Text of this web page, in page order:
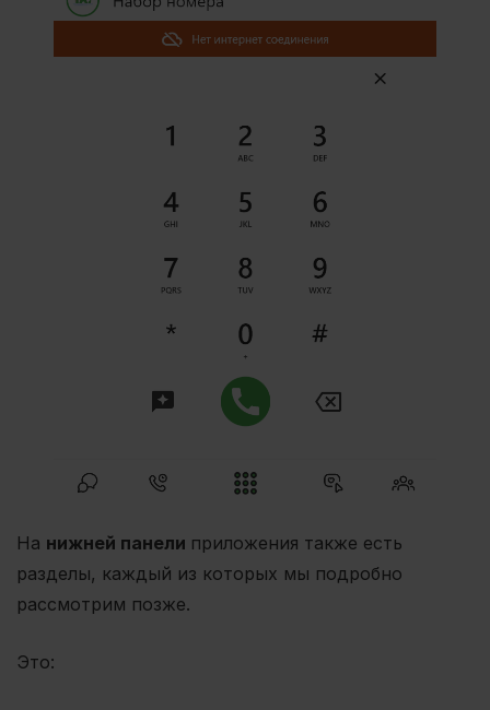
На нижней панели приложения также есть
разделы, каждый из которых мы подробно
рассмотрим позже.
Это: